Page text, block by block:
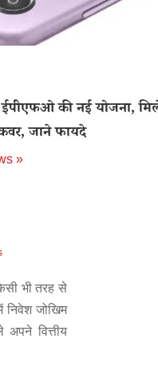
की नई योजना,
जाने फायदे
»
भी तरह से
निवेश जोखिम
वित्तीय